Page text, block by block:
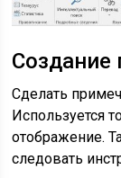
Создание
Сделать
Используется
отображение.
следовать